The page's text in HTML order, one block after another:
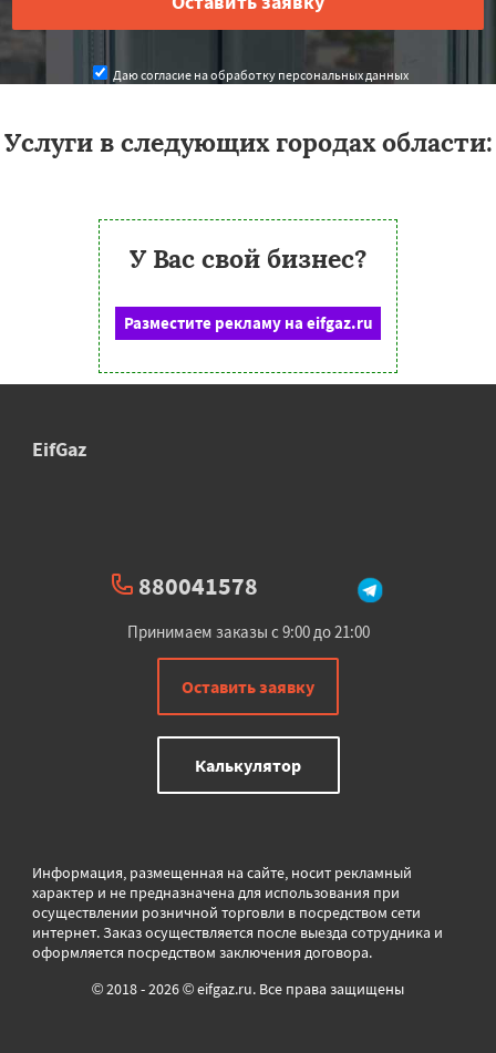
Даю согласие на обработку персональных данных
Услуги в следующих городах области:
У Вас свой бизнес?
Разместите рекламу на eifgaz.ru
EifGaz
880041578
Принимаем заказы с 9:00 до 21:00
Оставить заявку
Калькулятор
Информация, размещенная на сайте, носит рекламный
характер и не предназначена для использования при
осуществлении розничной торговли в посредством сети
интернет. Заказ осуществляется после выезда сотрудника и
оформляется посредством заключения договора.
© 2018 - 2026 © eifgaz.ru. Все права защищены